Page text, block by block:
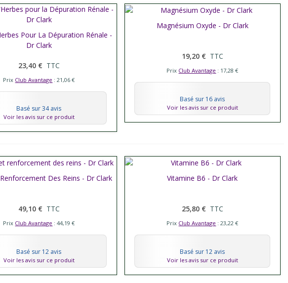
plusPour La Dépuration Rénale -
Dr Clark
23,40 € TTC
Prix Club Avantage : 21,06 €
Basé sur 34 avis
Voir les avis sur ce produit
Afficher plus
Magnésium Oxyde - Dr Clark
19,20 € TTC
Prix Club Avantage : 17,28 €
Basé sur 16 avis
Voir les avis sur ce produit
plus Des Reins - Dr Clark
49,10 € TTC
Prix Club Avantage : 44,19 €
Basé sur 12 avis
Voir les avis sur ce produit
Afficher plus
Vitamine B6 - Dr Clark
25,80 € TTC
Prix Club Avantage : 23,22 €
Basé sur 12 avis
Voir les avis sur ce produit